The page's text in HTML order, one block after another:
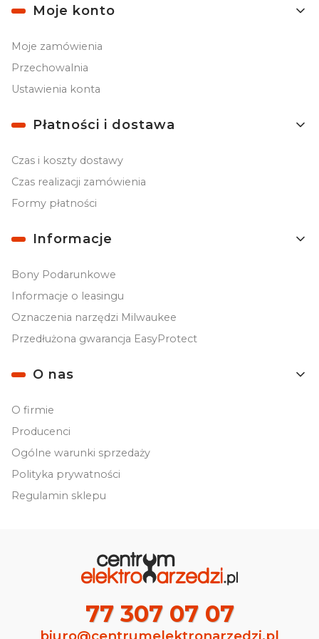
Moje konto
Moje zamówienia
Przechowalnia
Ustawienia konta
Płatności i dostawa
Czas i koszty dostawy
Czas realizacji zamówienia
Formy płatności
Informacje
Bony Podarunkowe
Informacje o leasingu
Oznaczenia narzędzi Milwaukee
Przedłużona gwarancja EasyProtect
O nas
O firmie
Producenci
Ogólne warunki sprzedaży
Polityka prywatności
Regulamin sklepu
77 307 07 07